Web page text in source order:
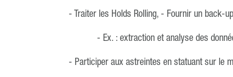
- Traiter les Holds Rolling, - Fournir un back-
- Ex. : extraction et analyse des
- Participer aux astreintes en statuant sur le